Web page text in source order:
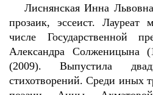
Лиснянская Инна
прозаик, эссеист.
числе Государственной
Александра Солженицына
(2009). Выпустила
стихотворений. Среди иных